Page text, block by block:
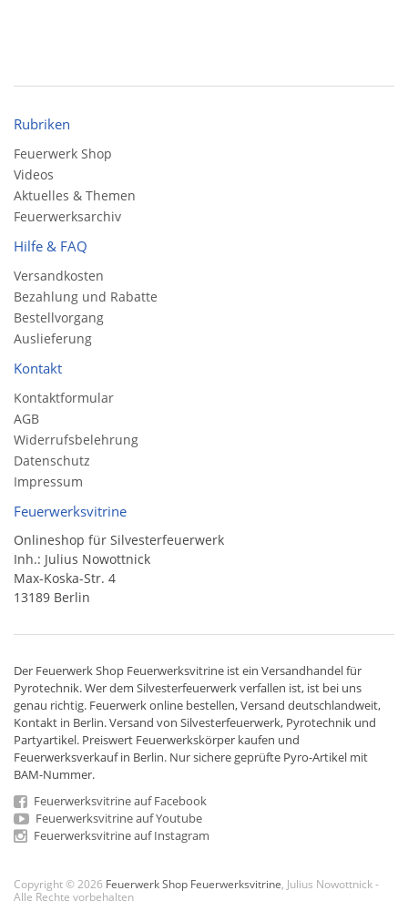
Rubriken
Feuerwerk Shop
Videos
Aktuelles & Themen
Feuerwerksarchiv
Hilfe & FAQ
Versandkosten
Bezahlung und Rabatte
Bestellvorgang
Auslieferung
Kontakt
Kontaktformular
AGB
Widerrufsbelehrung
Datenschutz
Impressum
Feuerwerksvitrine
Onlineshop für Silvesterfeuerwerk
Inh.: Julius Nowottnick
Max-Koska-Str. 4
13189 Berlin
Der Feuerwerk Shop Feuerwerksvitrine ist ein Versandhandelfür
Pyrotechnik. Wer dem Silvesterfeuerwerk verfallen ist, ist bei uns
genau richtig. Feuerwerk online bestellen,Versand deutschlandweit,
Kontakt in Berlin. Versand von Silvesterfeuerwerk, Pyrotechnik und
Partyartikel. Preiswert Feuerwerkskörper kaufen und
Feuerwerksverkauf in Berlin. Nur sichere geprüfte Pyro-Artikel mit
BAM-Nummer.
Feuerwerksvitrine auf Facebook
Feuerwerksvitrine auf Youtube
Feuerwerksvitrine auf Instagram
Copyright © 2026 Feuerwerk Shop Feuerwerksvitrine , Julius Nowottnick -
Alle Rechte vorbehalten